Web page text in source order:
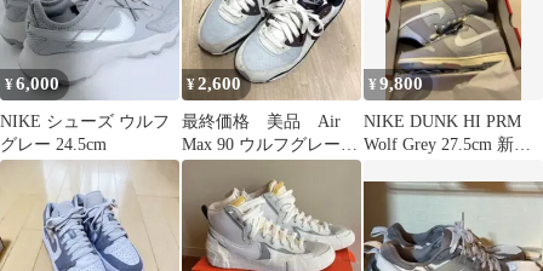
¥6,000
NIKE シューズ ウルフ
グレー 24.5cm
¥2,600
最終価格 美品 Air
Max 90 ウルフグレー/
バーガンディ 25.5cm
¥9,800
NIKE DUNK HI PRM
Wolf Grey 27.5cm 新品